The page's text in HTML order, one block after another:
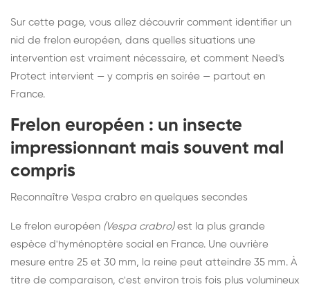
Sur cette page, vous allez découvrir comment identifier un
nid de frelon européen, dans quelles situations une
intervention est vraiment nécessaire, et comment Need's
Protect intervient — y compris en soirée — partout en
France.
Frelon européen : un insecte
impressionnant mais souvent mal
compris
Reconnaître Vespa crabro en quelques secondes
Le frelon européen (Vespa crabro)est la plus grande
espèce d'hyménoptère social en France. Une ouvrière
mesure entre 25 et 30 mm, la reine peut atteindre 35 mm. À
titre de comparaison, c'est environ trois fois plus volumineux